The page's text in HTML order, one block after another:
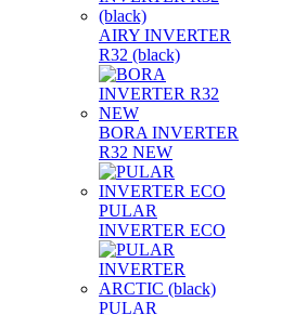
AIRY INVERTER
R32 (black)
BORA INVERTER
R32 NEW
PULAR
INVERTER ECO
PULAR